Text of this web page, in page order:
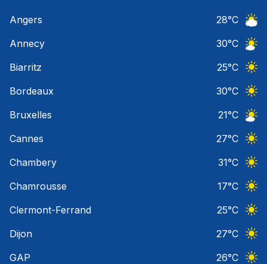
Angers 28°C
Annecy
30°C
Biarritz
25°C
Bordeaux
30°C
Bruxelles
21°C
Cannes
27°C
Chambery
31°C
Chamrousse
17°C
Clermont-Ferrand
25°C
Dijon
27°C
GAP
26°C